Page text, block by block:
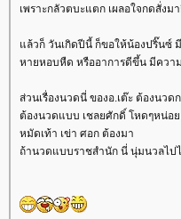
เพราะกลัวตบะแตก เผลอใจกดสั่งม
ล้วก็ วันเกิดปีนี้ ก็ขอให้น้องปริ๊นซ์
หายหอบหืด หรืออาการดีขึ้น มีควา
ส่วนเรื่องนวดนี่ ของอ.เต๊ะ ต้องนวด
ต้องนวดแบบ เชลยศักดิ์ โหดๆหน่อ
หมัดเท้า เข่า ศอก ต้องมา
ถ้านวดแบบราชสำนัก นี่ นุ่มนวลไป